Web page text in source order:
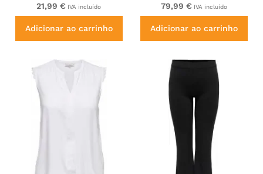
21,99 € IVA incluído
Adicionar ao carrinho
79,99 € IVA incluído
Adicionar ao carrinho